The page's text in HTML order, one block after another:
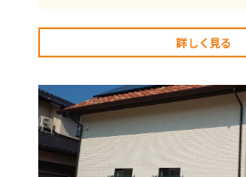
詳しく見る